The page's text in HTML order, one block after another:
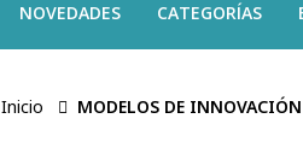
NOVEDADES CATEGORÍAS
Inicio MODELOS DE